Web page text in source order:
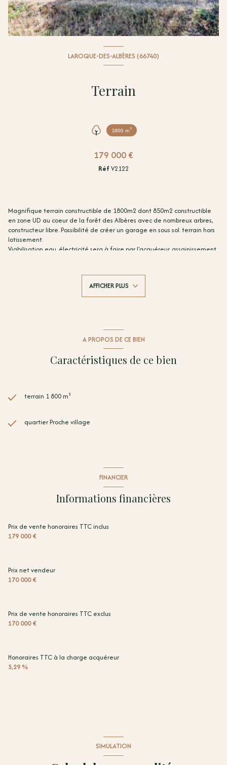
LAROQUE-DES-ALBÈRES (66740)
Terrain
1800 m²
179 000 €
RéfV2122
Magnifique terrain constructible de 1800m2 dont 850m2 constructible
en zone UD au coeur de la forêt des Albères avec de nombreux arbres,
constructeur libre. Possibilité de créer un garage en sous sol. terrain hors
lotissement.
Viabilisation eau, électricité sera à faire par l'acquéreur, assainissement
hors honoraires d'agence : 170 000 euros. Les frais d'agence seront
intégralement à la charge acquéreur.
Les informations sur les risques auxquels ce bien est exposé sont
AFFICHER PLUS
A PROPOS DE CE BIEN
Caractéristiques de ce bien
terrain 1 800 m²
quartier Proche village
FINANCIER
Informations financières
Prix de vente honoraires TTC inclus
179 000 €
Prix net vendeur
170 000 €
Prix de vente honoraires TTC exclus
170 000 €
Honoraires TTC à la charge acquéreur
5,29 %
SIMULATION